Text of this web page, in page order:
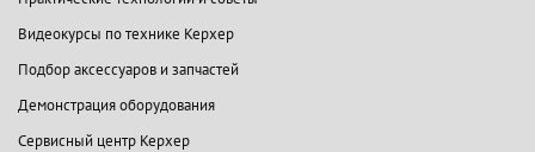
Видеокурсы по технике Керхер
Подбор аксессуаров и запчастей
Демонстрация оборудования
Сервисный центр Керхер